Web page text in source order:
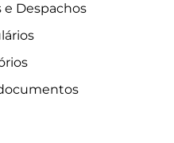
Despachos